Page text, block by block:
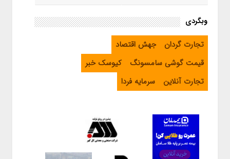
وبگردی
تجارت گردان
جهش اقتصاد
قیمت گوشی سامسونگ
کیوسک خبر
تجارت آنلاین
سرمایه فردا